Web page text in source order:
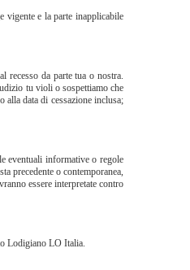
vigente e la parte inapplicabile
recesso da parte tua o nostra.
tu violi o sospettiamo che
data di cessazione inclusa;
eventuali informative o regole
precedente o contemporanea,
essere interpretate contro
Lodigiano LO Italia.